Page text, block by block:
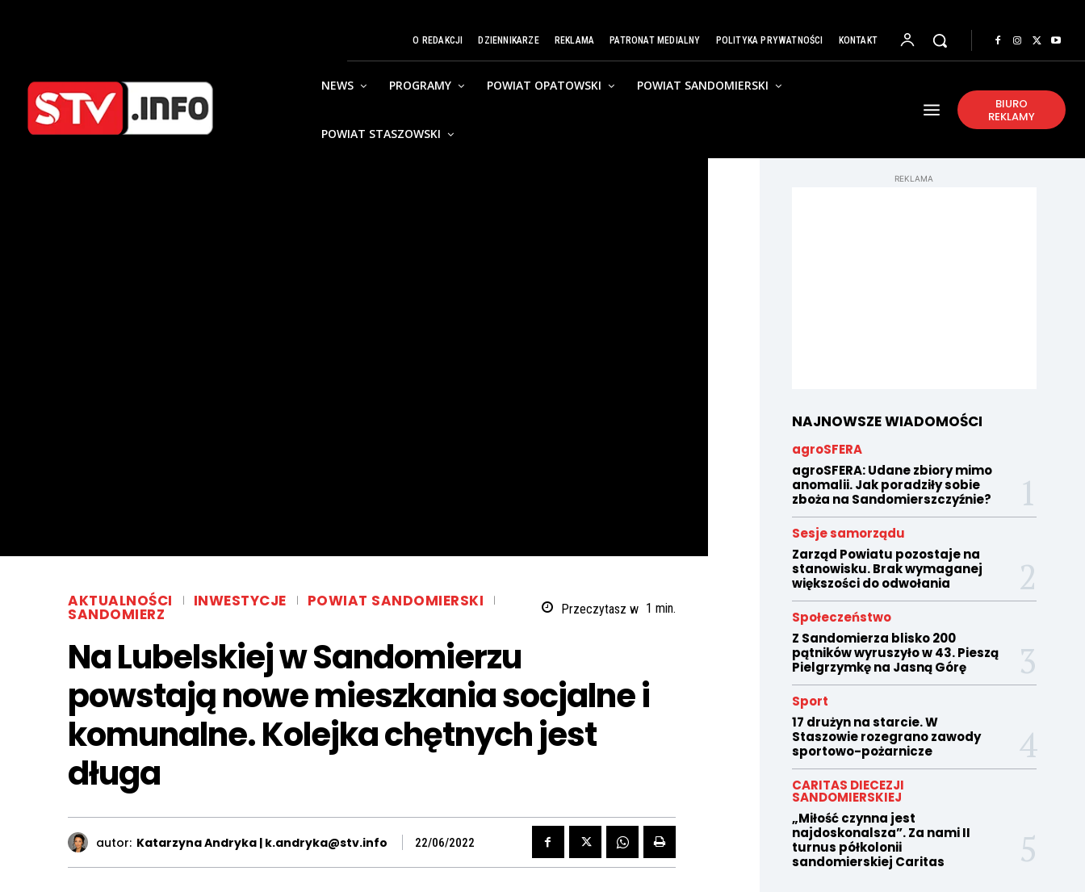
O REDAKCJI DZIENNIKARZE REKLAMA PATRONAT MEDIALNY POLITYKA PRYWATNOŚCI KONTAKT
NEWS PROGRAMY POWIAT OPATOWSKI POWIAT SANDOMIERSKI
POWIAT STASZOWSKI
BIURO
REKLAMY
AKTUALNOŚCI INWESTYCJE POWIAT SANDOMIERSKI
SANDOMIERZ Przeczytasz w 1 min.
Na Lubelskiej w Sandomierzu
powstają nowe mieszkania socjalne i
komunalne. Kolejka chętnych jest
długa
autor: Katarzyna Andryka | k.andryka@stv.info 22/06/2022
REKLAMA
NAJNOWSZE WIADOMOŚCI
agroSFERA
agroSFERA: Udane zbiory mimo
anomalii. Jak poradziły sobie
zboża na Sandomierszczyźnie?
Sesje samorządu
Zarząd Powiatu pozostaje na
stanowisku. Brak wymaganej
większości do odwołania
Społeczeństwo
Z Sandomierza blisko 200
pątników wyruszyło w 43. Pieszą
Pielgrzymkę na Jasną Górę
Sport
17 drużyn na starcie. W
Staszowie rozegrano zawody
sportowo-pożarnicze
CARITAS DIECEZJI
SANDOMIERSKIEJ
„Miłość czynna jest
najdoskonalsza”. Za nami II
turnus półkolonii
sandomierskiej Caritas